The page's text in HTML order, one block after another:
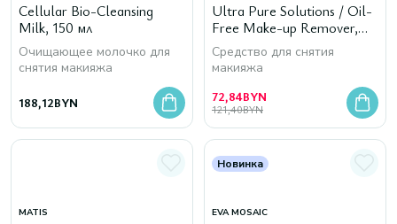
Cellular Bio-Cleansing
Milk, 150 мл
Очищающее молочко для
снятия макияжа
188,12BYN
Ultra Pure Solutions / Oil-
Free Make-up Remover,
150 мл
Средство для снятия
макияжа
72,84BYN
121,40BYN
MATIS
Новинка
EVA MOSAIC